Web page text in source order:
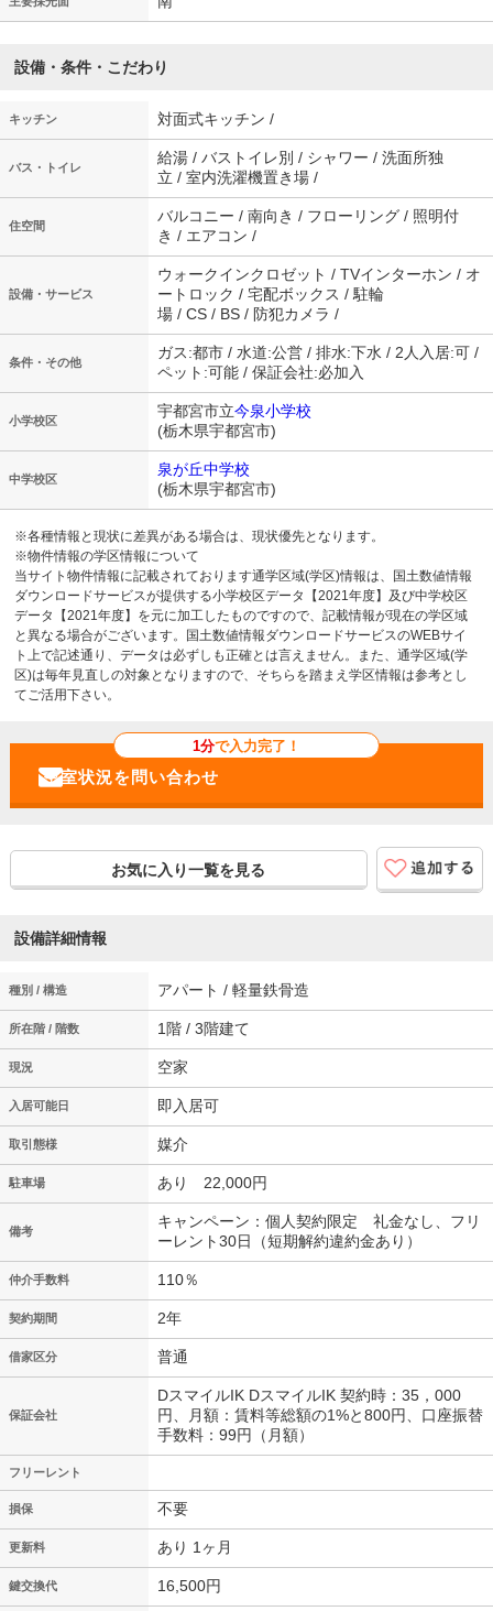
設備・条件・こだわり
キッチン 対面式キッチン /
バス・トイレ
給湯 / バストイレ別 / シャワー / 洗面所独
立 / 室内洗濯機置き場 /
住空間
バルコニー / 南向き / フローリング / 照明付
き / エアコン /
設備・サービス
ウォークインクロゼット / TVインターホン / オ
ートロック / 宅配ボックス / 駐輪
場 / CS / BS / 防犯カメラ /
条件・その他
ガス:都市 / 水道:公営 / 排水:下水 / 2人入居:可 /
ペット:可能 / 保証会社:必加入
小学校区
宇都宮市立今泉小学校
(栃木県宇都宮市)
中学校区
泉が丘中学校
(栃木県宇都宮市)
※各種情報と現状に差異がある場合は、現状優先となります。
※物件情報の学区情報について
当サイト物件情報に記載されております通学区域(学区)情報は、国土数値情報
ダウンロードサービスが提供する小学校区データ【2021年度】及び中学校区
データ【2021年度】を元に加工したものですので、記載情報が現在の学区域
と異なる場合がございます。国土数値情報ダウンロードサービスのWEBサイ
ト上で記述通り、データは必ずしも正確とは言えません。また、通学区域(学
区)は毎年見直しの対象となりますので、そちらを踏まえ学区情報は参考とし
てご活用下さい。
1分で入力完了！
お気に入り一覧を見る
設備詳細情報
種別 / 構造 アパート / 軽量鉄骨造
所在階 / 階数 1階 / 3階建て
現況 空家
入居可能日 即入居可
取引態様 媒介
駐車場 あり 22,000円
備考
キャンペーン：個人契約限定 礼金なし、フリ
ーレント30日（短期解約違約金あり）
仲介手数料 110％
契約期間 2年
借家区分 普通
保証会社
DスマイルIK DスマイルIK 契約時：35，000
円、月額：賃料等総額の1%と800円、口座振替
手数料：99円（月額）
フリーレント
損保 不要
更新料 あり 1ヶ月
鍵交換代 16,500円